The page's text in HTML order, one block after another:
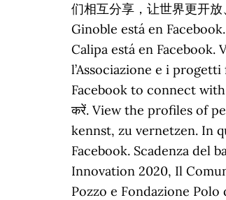
们相互分享，让世界更开
Ginoble está en
Calipa está en Facebook.
l’Associazione e i
Facebook to connect with
करें. View the profiles of
kennst, zu vernetzen. In
Facebook. Scadenza del
Innovation 2020, Il
Pozzo e Fondazione